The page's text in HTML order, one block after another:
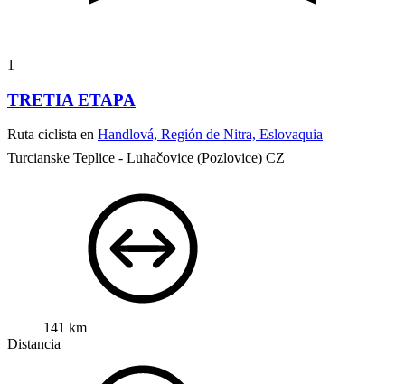
1
TRETIA ETAPA
Ruta ciclista en Handlová, Región de Nitra, Eslovaquia
Turcianske Teplice - Luhačovice (Pozlovice) CZ
141 km
Distancia